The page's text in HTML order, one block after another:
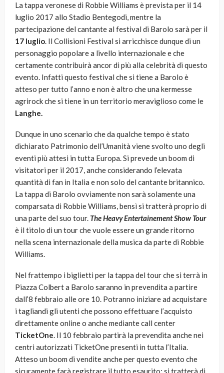
La tappa veronese di Robbie Williams è prevista per il 14
luglio 2017 allo Stadio Bentegodi, mentre la
partecipazione del cantante al festival di Barolo sarà per il
17 luglio. Il Collisioni Festival si arricchisce dunque di un
personaggio popolare a livello internazionale e che
certamente contribuirà ancor di più alla celebrità di questo
evento. Infatti questo festival che si tiene a Barolo è
atteso per tutto l’anno e non è altro che una kermesse
agrirock che si tiene in un territorio meraviglioso come le
Langhe.
Dunque in uno scenario che da qualche tempo è stato
dichiarato Patrimonio dell’Umanità viene svolto uno degli
eventi più attesi in tutta Europa. Si prevede un boom di
visitatori per il 2017, anche considerando l’elevata
quantità di fan in Italia e non solo del cantante britannico.
La tappa di Barolo ovviamente non sarà solamente una
comparsata di Robbie Williams, bensì si tratterà proprio di
una parte del suo tour. The Heavy Entertainement Show Tour
è il titolo di un tour che vuole essere un grande ritorno
nella scena internazionale della musica da parte di Robbie
Williams.
Nel frattempo i biglietti per la tappa del tour che si terrà in
Piazza Colbert a Barolo saranno in prevendita a partire
dall’8 febbraio alle ore 10. Potranno iniziare ad acquistare
i tagliandi gli utenti che possono effettuare l’acquisto
direttamente online o anche mediante call center
TicketOne. Il 10 febbraio partirà la prevendita anche nei
centri autorizzati TicketOne presenti in tutta l’Italia.
Atteso un boom di vendite anche per questo evento che